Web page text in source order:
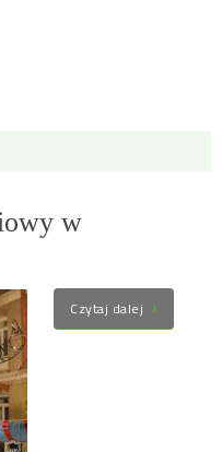
w
Czytaj dalej